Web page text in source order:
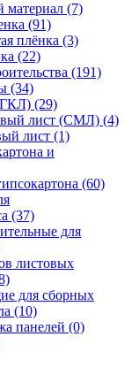
(7)
(91)
плёнка (3)
(22)
(191)
(34)
(29)
лист (СМЛ) (4)
лист (1)
и
(60)
(37)
для
листовых
для сборных
(10)
панелей (0)